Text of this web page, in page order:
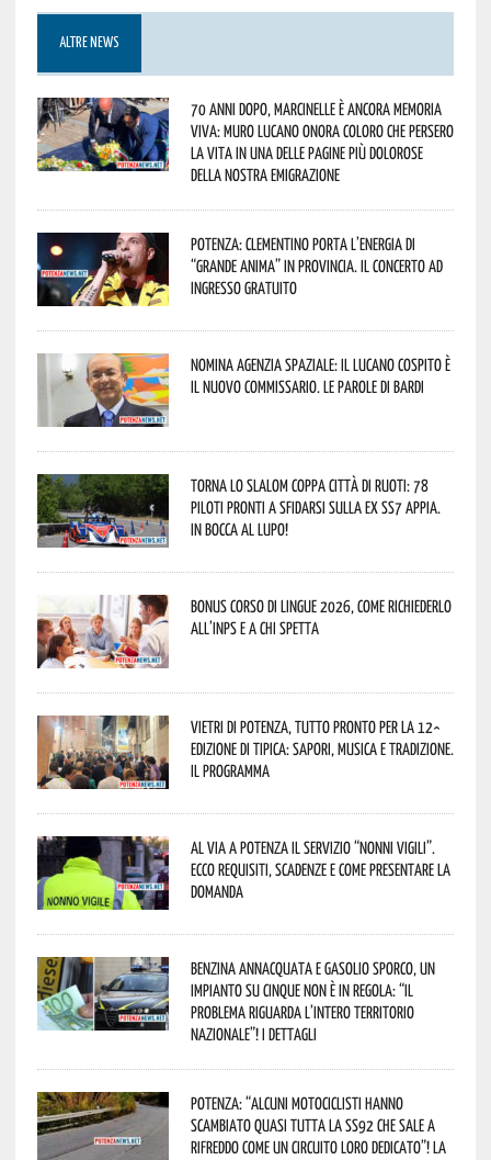
ALTRE NEWS
70 anni dopo, Marcinelle è ancora memoria
viva: Muro Lucano onora coloro che persero
la vita in una delle pagine più dolorose
della nostra emigrazione
Potenza: Clementino porta l’energia di
“Grande Anima” in provincia. Il concerto ad
ingresso gratuito
Nomina Agenzia Spaziale: il lucano Cospito è
il nuovo commissario. Le parole di Bardi
Torna lo Slalom Coppa Città di Ruoti: 78
piloti pronti a sfidarsi sulla ex SS7 Appia.
In bocca al lupo!
Bonus corso di lingue 2026, come richiederlo
all’INPS e a chi spetta
Vietri di Potenza, tutto pronto per la 12^
Edizione di Tipica: sapori, musica e tradizione.
Il programma
Al via a Potenza il servizio “Nonni Vigili”.
Ecco requisiti, scadenze e come presentare la
domanda
Benzina annacquata e gasolio sporco, un
impianto su cinque non è in regola: “il
problema riguarda l’intero territorio
Nazionale”! I dettagli
Potenza: “alcuni motociclisti hanno
scambiato quasi tutta la SS92 che sale a
Rifreddo come un circuito loro dedicato”! La